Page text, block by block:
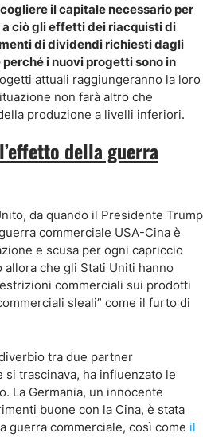
il capitale necessario per
a ciò gli effetti dei riacquisti di
di dividendi richiesti dagli
i nuovi progetti sono in
attuali raggiungeranno la loro
non farà altro che
produzione a livelli inferiori.
della guerra
da quando il Presidente Trump
commerciale USA-Cina è
e scusa per ogni capriccio
che gli Stati Uniti hanno
commerciali sui prodotti
sleali” come il furto di
tra due partner
si trascinava, ha influenzato le
La Germania, un innocente
buone con la Cina, è stata
guerra commerciale, così come il